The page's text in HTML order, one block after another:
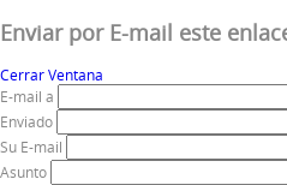
Enviar por E-mail este
Cerrar Ventana
E-mail a
Enviado
Su E-mail
Asunto